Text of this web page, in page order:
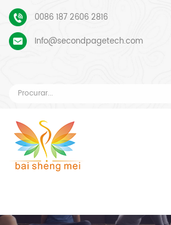
0086 187 2606 2816
Info@secondpagetech.com